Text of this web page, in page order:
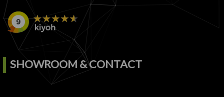
SHOWROOM & CONTACT